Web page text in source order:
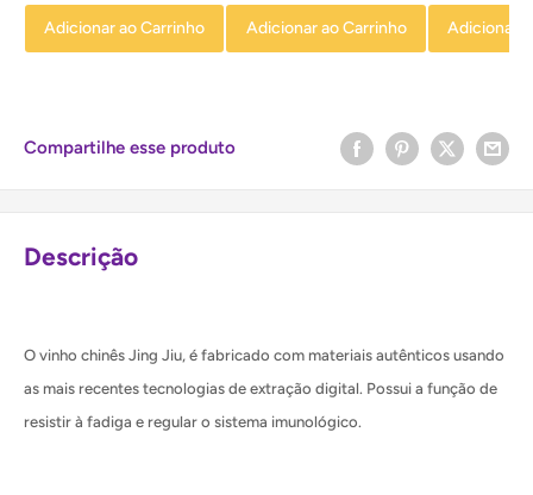
Adicionar ao Carrinho Adicionar ao Carrinho Adicionar
Compartilhe esse produto
Descrição
O vinho chinês Jing Jiu, é fabricado com materiais autênticos usando
as mais recentes tecnologias de extração digital. Possui a função de
resistir à fadiga e regular o sistema imunológico.